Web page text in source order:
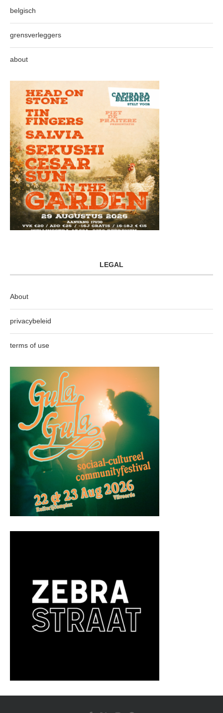
belgisch
grensverleggers
about
LEGAL
About
privacybeleid
terms of use